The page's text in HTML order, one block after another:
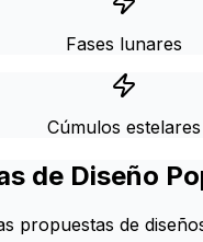
Fases lunares
Cúmulos estelares
de Diseño
propuestas de